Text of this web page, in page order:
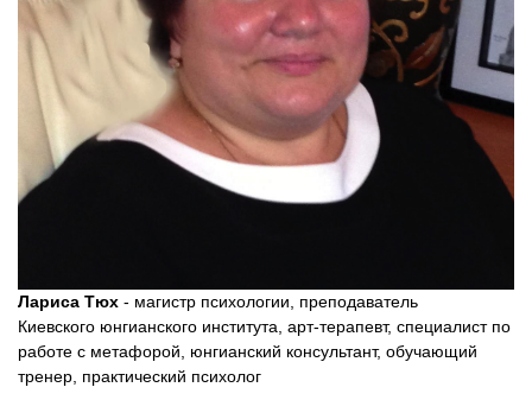
Лариса Тюх - магистр психологии, преподаватель
Киевского юнгианского института, арт-терапевт, специалист по
работе с метафорой, юнгианский консультант, обучающий
тренер, практический психолог